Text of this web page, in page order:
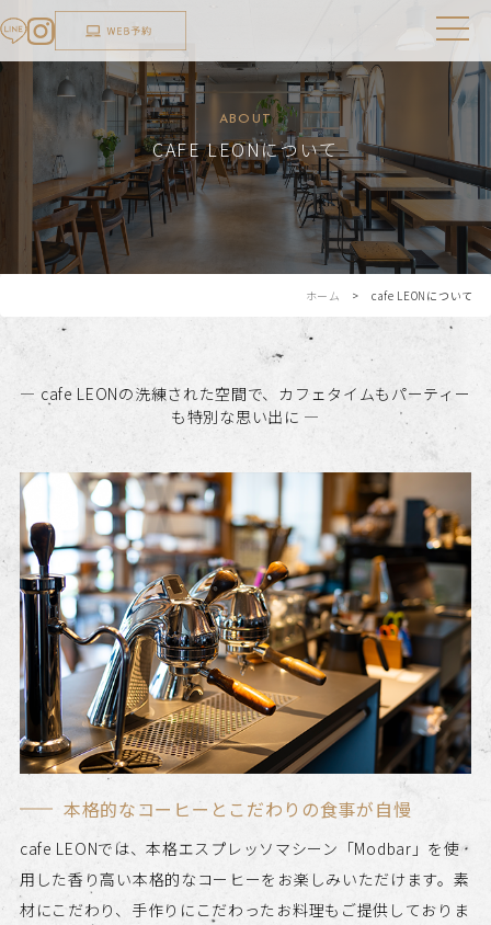
ABOUT
CAFE LEONについて
ホーム > cafe LEONについて
― cafe LEONの洗練された空間で、カフェタイムもパーティー
も特別な思い出に ―
本格的なコーヒーとこだわりの食事が自慢
cafe LEONでは、本格エスプレッソマシーン「Modbar」を使
用した香り高い本格的なコーヒーをお楽しみいただけます。素
材にこだわり、手作りにこだわったお料理もご提供しておりま